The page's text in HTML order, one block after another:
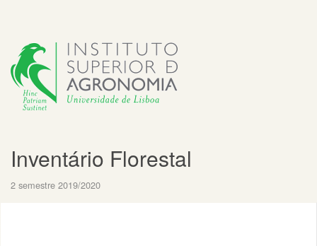
Inventário Florestal
2 semestre 2019/2020